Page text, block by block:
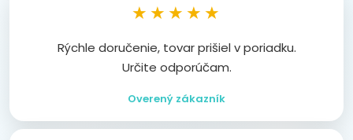
★★★★★
Rýchle doručenie, tovar prišiel v poriadku.
Určite odporúčam.
Overený zákazník